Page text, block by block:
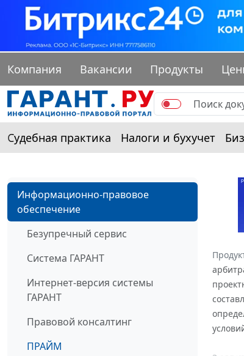
Компания Вакансии Продукты
Судебная практика Налоги и бухучет
Информационно-правовое
обеспечение
Безупречный сервис
Система ГАРАНТ
Интернет-версия системы
ГАРАНТ
Правовой консалтинг
ПРАЙМ